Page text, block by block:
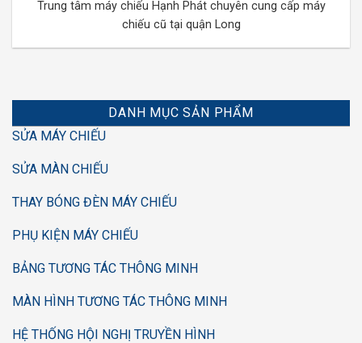
DANH MỤC SẢN PHẨM
SỬA MÁY CHIẾU
SỬA MÀN CHIẾU
THAY BÓNG ĐÈN MÁY CHIẾU
PHỤ KIỆN MÁY CHIẾU
BẢNG TƯƠNG TÁC THÔNG MINH
MÀN HÌNH TƯƠNG TÁC THÔNG MINH
HỆ THỐNG HỘI NGHỊ TRUYỀN HÌNH
Trung tâm máy chiếu Hạnh Phát chuyên cung cấp máy
chiếu cũ tại quận Long